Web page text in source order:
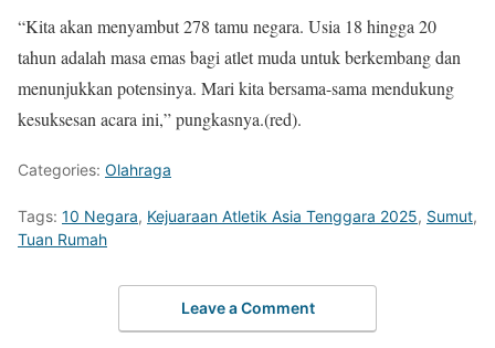
“Kita akan menyambut 278 tamu negara. Usia 18 hingga 20
tahun adalah masa emas bagi atlet muda untuk berkembang dan
menunjukkan potensinya. Mari kita bersama-sama mendukung
kesuksesan acara ini,” pungkasnya.(red).
Categories: Olahraga
Tags: 10 Negara, Kejuaraan Atletik Asia Tenggara 2025, Sumut,
Tuan Rumah
Leave a Comment